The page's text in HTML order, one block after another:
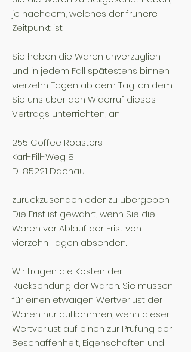
je nachdem, welches der frühere
Zeitpunkt ist.
Sie haben die Waren unverzüglich
und in jedem Fall spätestens binnen
vierzehn Tagen ab dem Tag, an dem
Sie uns über den Widerruf dieses
Vertrags unterrichten, an
255 Coffee Roasters
Karl-Fill-Weg 8
D-85221 Dachau
zurückzusenden oder zu übergeben.
Die Frist ist gewahrt, wenn Sie die
Waren vor Ablauf der Frist von
vierzehn Tagen absenden.
Wir tragen die Kosten der
Rücksendung der Waren. Sie müssen
für einen etwaigen Wertverlust der
Waren nur aufkommen, wenn dieser
Wertverlust auf einen zur Prüfung der
Beschaffenheit, Eigenschaften und